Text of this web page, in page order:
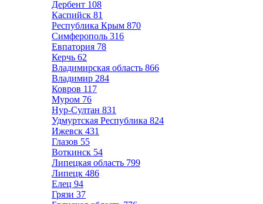
Дербент 108
Каспийск 81
Республика Крым 870
Симферополь 316
Евпатория 78
Керчь 62
Владимирская область 866
Владимир 284
Ковров 117
Муром 76
Нур-Султан 831
Удмуртская Республика 824
Ижевск 431
Глазов 55
Воткинск 54
Липецкая область 799
Липецк 486
Елец 94
Грязи 37